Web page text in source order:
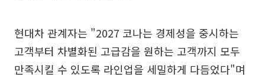
현대차 관계자는 "2027 코나는 경제성을 중시하는
고객부터 차별화된 고급감을 원하는 고객까지 모두
만족시킬 수 있도록 라인업을 세밀하게 다듬었다"며